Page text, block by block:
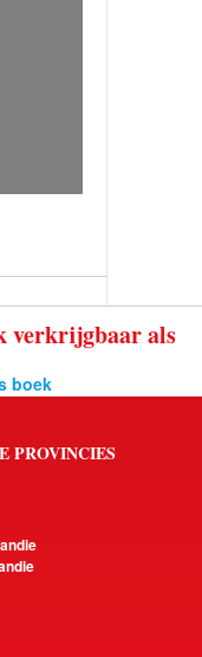
verkrijgbaar als
boek
PROVINCIES